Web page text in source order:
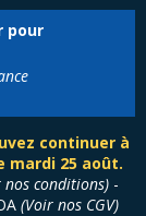
pour
continuer à
mardi 25 août.
nos conditions)-
(Voir nos CGV)